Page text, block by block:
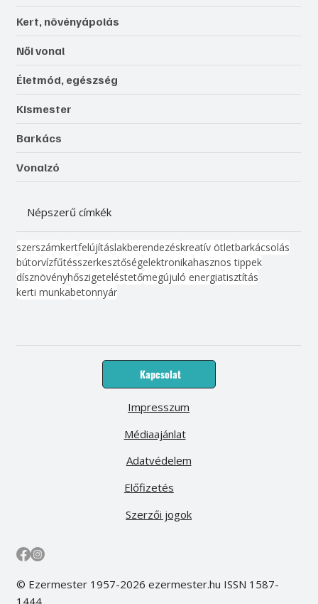
Kert, növényápolás
Női vonal
Életmód, egészség
Kismester
Barkács
Vonalzó
Népszerű címkék
szerszámkertfelújításlakberendezéskreatív ötletbarkácsolás
bútorvízfűtésszerkesztőségelektronikahasznos tippek
dísznövényhőszigeteléstetőmegújuló energiatisztítás
kerti munkabetonnyár
Kapcsolat
Médiaajánlat
Előfizetés
Impresszum
Adatvédelem
Szerzői jogok
© Ezermester 1957-2026 ezermester.hu ISSN 1587-
1444